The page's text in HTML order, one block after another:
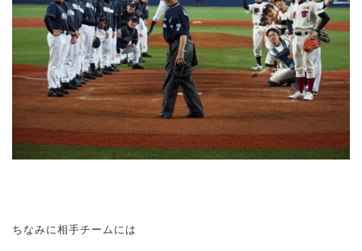
ちなみに相手チームには